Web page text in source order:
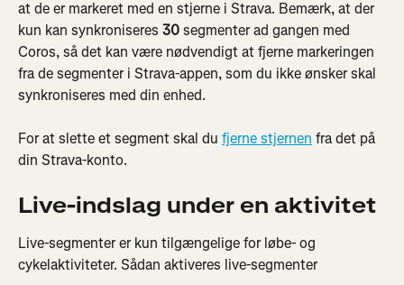
at de er markeret med en stjerne i Strava. Bemærk, at der
kun kan synkroniseres 30 segmenter ad gangen med
Coros, så det kan være nødvendigt at fjerne markeringen
fra de segmenter i Strava-appen, som du ikke ønsker skal
synkroniseres med din enhed.
For at slette et segment skal du fjerne stjernen fra det på
din Strava-konto.
Live-indslag under en aktivitet
Live-segmenter er kun tilgængelige for løbe- og
cykelaktiviteter. Sådan aktiveres live-segmenter